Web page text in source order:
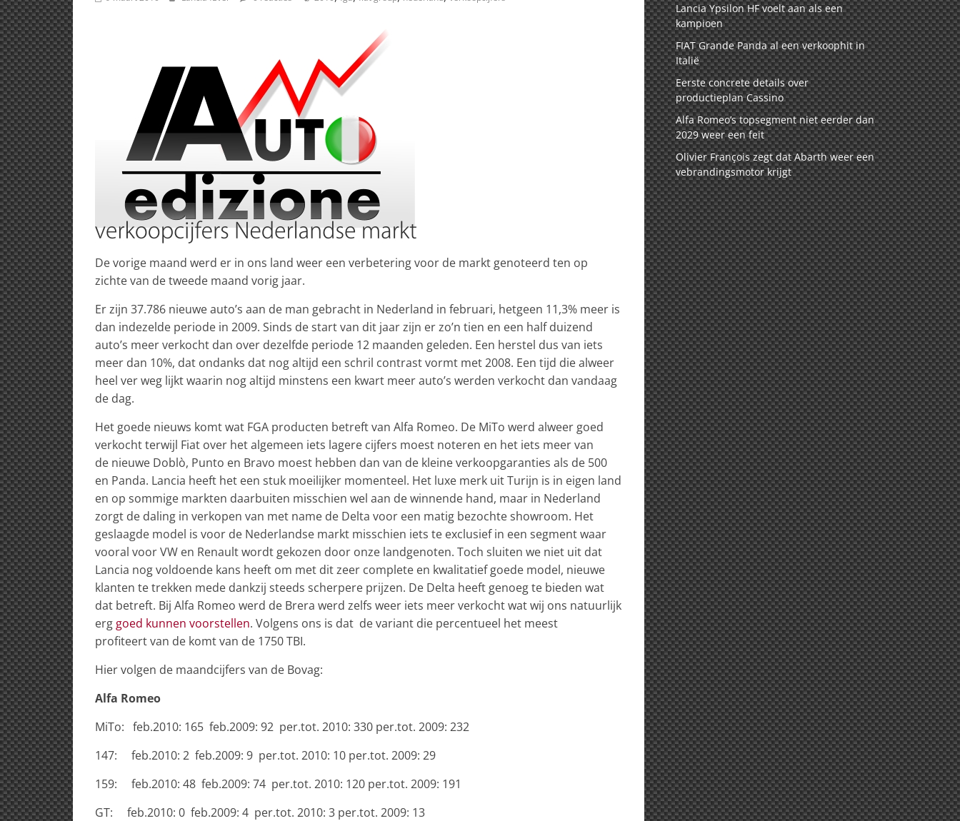
De vorige maand werd er in ons land weer een verbetering voor de markt genoteerd ten op
zichte van de tweede maand vorig jaar.
Er zijn 37.786 nieuwe auto’s aan de man gebracht in Nederland in februari, hetgeen 11,3% meer is
dan indezelde periode in 2009. Sinds de start van dit jaar zijn er zo’n tien en een half duizend
auto’s meer verkocht dan over dezelfde periode 12 maanden geleden. Een herstel dus van iets
meer dan 10%, dat ondanks dat nog altijd een schril contrast vormt met 2008. Een tijd die alweer
heel ver weg lijkt waarin nog altijd minstens een kwart meer auto’s werden verkocht dan vandaag
de dag.
Het goede nieuws komt wat FGA producten betreft van Alfa Romeo. De MiTo werd alweer goed
verkocht terwijl Fiat over het algemeen iets lagere cijfers moest noteren en het iets meer van
de nieuwe Doblò, Punto en Bravo moest hebben dan van de kleine verkoopgaranties als de 500
en Panda. Lancia heeft het een stuk moeilijker momenteel. Het luxe merk uit Turijn is in eigen land
en op sommige markten daarbuiten misschien wel aan de winnende hand, maar in Nederland
zorgt de daling in verkopen van met name de Delta voor een matig bezochte showroom. Het
geslaagde model is voor de Nederlandse markt misschien iets te exclusief in een segment waar
vooral voor VW en Renault wordt gekozen door onze landgenoten. Toch sluiten we niet uit dat
Lancia nog voldoende kans heeft om met dit zeer complete en kwalitatief goede model, nieuwe
klanten te trekken mede dankzij steeds scherpere prijzen. De Delta heeft genoeg te bieden wat
dat betreft. Bij Alfa Romeo werd de Brera werd zelfs weer iets meer verkocht wat wij ons natuurlijk
erg goed kunnen voorstellen. Volgens ons is dat de variant die percentueel het meest
profiteert van de komt van de 1750 TBI.
Hier volgen de maandcijfers van de Bovag:
Alfa Romeo
MiTo: feb.2010: 165 feb.2009: 92 per.tot. 2010: 330 per.tot. 2009: 232
147: feb.2010: 2 feb.2009: 9 per.tot. 2010: 10 per.tot. 2009: 29
159: feb.2010: 48 feb.2009: 74 per.tot. 2010: 120 per.tot. 2009: 191
GT: feb.2010: 0 feb.2009: 4 per.tot. 2010: 3 per.tot. 2009: 13
Lancia Ypsilon HF voelt aan als een
kampioen
FIAT Grande Panda al een verkoophit in
Italië
Eerste concrete details over
productieplan Cassino
Alfa Romeo’s topsegment niet eerder dan
2029 weer een feit
Olivier François zegt dat Abarth weer een
vebrandingsmotor krijgt